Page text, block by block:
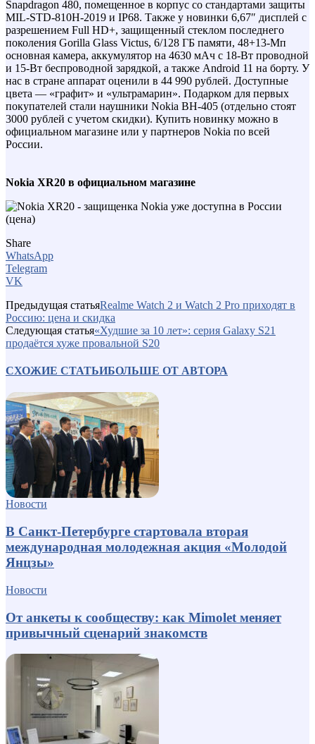
Snapdragon 480, помещенное в корпус со стандартами защиты
MIL-STD-810H-2019 и IP68. Также у новинки 6,67″ дисплей с
разрешением Full HD+, защищенный стеклом последнего
поколения Gorilla Glass Victus, 6/128 ГБ памяти, 48+13-Мп
основная камера, аккумулятор на 4630 мАч с 18-Вт проводной
и 15-Вт беспроводной зарядкой, а также Android 11 на борту. У
нас в стране аппарат оценили в 44 990 рублей. Доступные
цвета — «графит» и «ультрамарин». Подарком для первых
покупателей стали наушники Nokia BH-405 (отдельно стоят
3000 рублей с учетом скидки). Купить новинку можно в
официальном магазине или у партнеров Nokia по всей
России.
Nokia XR20 в официальном магазине
Share
WhatsApp
Telegram
VK
Предыдущая статьяRealme Watch 2 и Watch 2 Pro приходят в
Россию: цена и скидка
Следующая статья«Худшие за 10 лет»: серия Galaxy S21
продаётся хуже провальной S20
СХОЖИЕ СТАТЬИБОЛЬШЕ ОТ АВТОРА
Новости
В Санкт-Петербурге стартовала вторая
международная молодежная акция «Молодой
Янцзы»
Новости
От анкеты к сообществу: как Mimolet меняет
привычный сценарий знакомств